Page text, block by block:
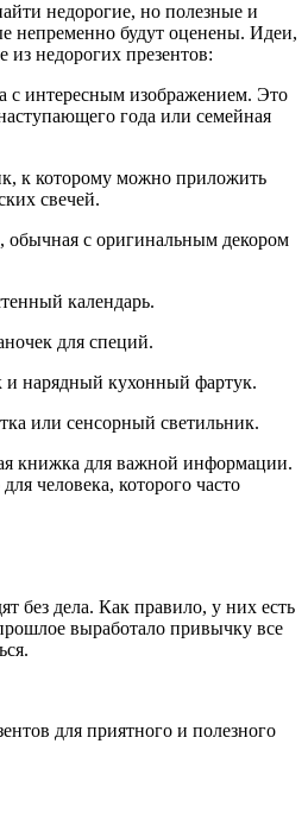
недорогие, но полезные и
непременно будут оценены. Идеи,
из недорогих презентов:
с интересным изображением. Это
года или семейная
к которому можно приложить
свечей.
обычная с оригинальным декором
календарь.
для специй.
и нарядный кухонный фартук.
или сенсорный светильник.
книжка для важной информации.
человека, которого часто
без дела. Как правило, у них есть
выработало привычку все
для приятного и полезного